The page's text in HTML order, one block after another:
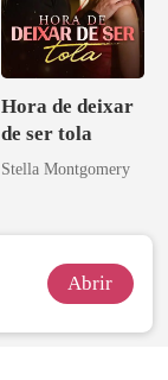
Hora de deixar
de ser tola
Stella Montgomery
Abrir